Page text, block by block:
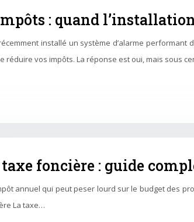
: quand
installé un système d’alarme
réduire vos impôts. La réponse est oui, mais sous
foncière : guide
annuel qui peut peser lourd sur le budget des
La taxe…